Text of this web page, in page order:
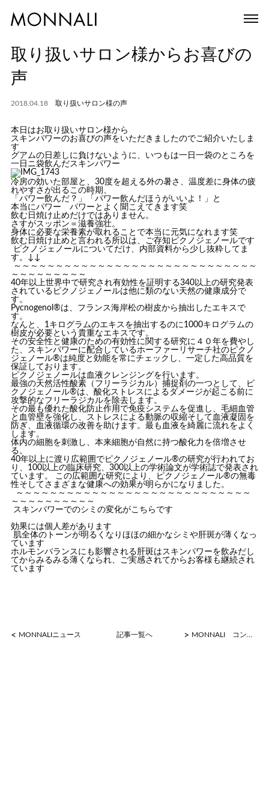
取り扱いサロン様からお喜びの
声
2018.04.18 取り扱いサロン様の声
本日はお取り扱いサロン様から
スキンパワーのお喜びの声をいただきましたのでご紹介いたしま
す
グアムの日差しに負けないように、いつもは一日一袋のところを
一日ニ袋飲んだスキンパワー
冷房の効いた部屋と、30度を超える外の暑さ、温度差に身体の疲
れやすさが出るこの時期、
「 パワー飲んだ？」「 パワー飲んだほうがいいよ！」と
本当にパワー パワー とよく聞こえてきます笑
飲む日焼け止めだけではありません。
さすがスッポン＝滋養強壮。
身体に必要な栄養素が取れることで本当に元気になれます笑
飲む日焼け止めと言われる所以は、ご存知ピクノジェノールです
ピクノジェノールについてだけ、内部資料から少し抜粋してま
す。↓↓
～～～～～～～～～～～～～～～～～～～～～～～～～～～～～
～～～～～～～～～
40年以上世界中で研究され有効性を証明する340以上の研究発表
されているピクノジェノールは他に類のない天然の健康成分で
す。
Pycnogenol®は、フランス海岸松の樹皮から抽出したエキスで
す。
なんと、1キログラムのエキスを抽出するのに1000キログラムの
樹皮が必要という貴重なエキスです。
その安全性と健康のための有効性に関する研究に４０年を費やし
た、スキンパワーに配合しているホーファーリサーチ社のピクノ
ジェノール®は純度と効能を常にチェックし、一定した高品質を
保証しております。
ピクノジェノールは血液クレンジングを行います。
最強の天然活性酸素（フリーラジカル）捕捉剤の一つとして、ピ
クノジェノール®は、酸化ストレスによるダメージが起こる前に
攻撃的なフリーラジカルを除去します。
その最も優れた酸化防止作用で免疫システムを促進し、毛細血管
と血管壁を強化し、ストレスによる動脈の収縮そして血液凝固を
防ぎ、血液循環の改善を助けます。最も血液を綺麗に流れをよく
します。
体内の細胞を刺激し、本来細胞が自然に持つ酸化力を倍増させ
る。
40年以上に渡り広範囲でピクノジェノール®の研究が行われてお
り、100以上の臨床研究、300以上の学術論文が学術誌で発表され
ています。 この広範囲な研究により、ピクノジェノール®の無毒
性そしてさまざまな健康への効果が明らかになりました。
～～～～～～～～～～～～～～～～～～～～～～～～～～～～
～～～～～～～～～～
スキンパワーでのシミの変化がこちらです
効果には個人差があります
肌全体のトーンが明るくなりほほの細かなシミや肝斑が薄くなっ
ています
ホルモンバランスにも影響される肝斑はスキンパワーを飲みだし
てからみるみる薄くなられ、ご実感されてからお客様も継続され
ています
< MONNALIニュース 記事一覧へ > MONNALI コンテスト BODY部門 優秀賞